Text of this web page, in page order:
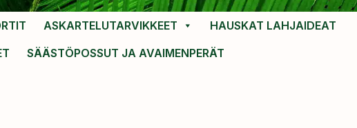
ASKARTELUTARVIKKEET
HAUSKAT LAHJAIDEAT
SÄÄSTÖPOSSUT JA AVAIMENPERÄT